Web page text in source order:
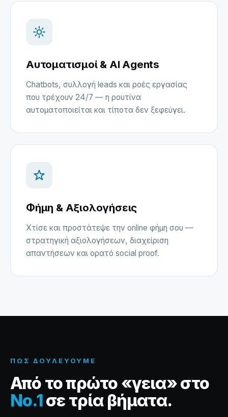
Αυτοματισμοί & AI Agents
Chatbots, συλλογή leads και ροές εργασίας
που τρέχουν 24/7 — η ρουτίνα
αυτοματοποιείται και τίποτα δεν ξεφεύγει.
Φήμη & Αξιολογήσεις
Χτίσε και προστάτεψε την online φήμη σου —
στρατηγική αξιολογήσεων, διαχείριση
απαντήσεων και ορατό social proof.
ΠΏΣ ΔΟΥΛΕΎΟΥΜΕ
Από το πρώτο «γεια» στο
No.1σε τρία βήματα.